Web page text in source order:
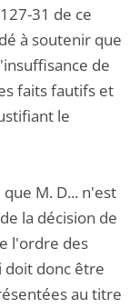
31 de ce
à soutenir que
de
faits fautifs et
le
M. D... n'est
la décision de
l'ordre des
doit donc être
au titre